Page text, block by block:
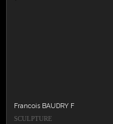
Francois BAUDRY F
SCULPTURE